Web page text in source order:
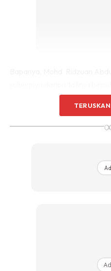
UPSR setelah menerima
“Along (Mohd. Rusyaidi) nak